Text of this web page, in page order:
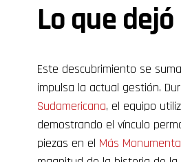
Lo que dejó
Este descubrimiento se
impulsa la actual gestión.
Sudamericana, el equipo
demostrando el vínculo
piezas en el Más